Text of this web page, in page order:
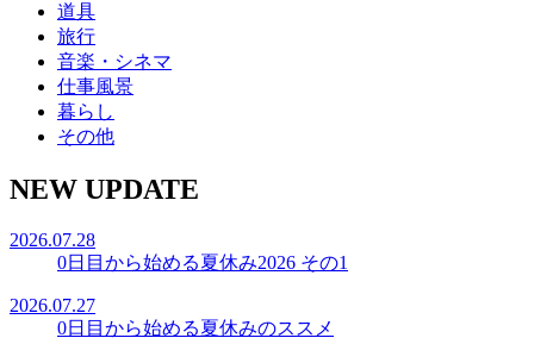
道具
旅行
音楽・シネマ
仕事風景
暮らし
その他
NEW UPDATE
2026.07.28
0日目から始める夏休み2026 その1
2026.07.27
0日目から始める夏休みのススメ